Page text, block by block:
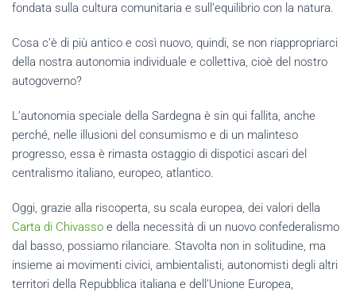
fondata sulla cultura comunitaria e sull’equilibrio con la natura.
Cosa c’è di più antico e così nuovo, quindi, se non riappropriarci
della nostra autonomia individuale e collettiva, cioè del nostro
autogoverno?
L’autonomia speciale della Sardegna è sin qui fallita, anche
perché, nelle illusioni del consumismo e di un malinteso
progresso, essa è rimasta ostaggio di dispotici ascari del
centralismo italiano, europeo, atlantico.
Oggi, grazie alla riscoperta, su scala europea, dei valori della
Carta di Chivasso e della necessità di un nuovo confederalismo
dal basso, possiamo rilanciare. Stavolta non in solitudine, ma
insieme ai movimenti civici, ambientalisti, autonomisti degli altri
territori della Repubblica italiana e dell’Unione Europea,